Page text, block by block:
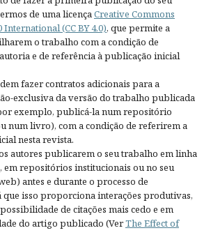
de uma licençaCreative Commons
(CC BY 4.0), que permite a
o trabalho com a condição de
e de referência à publicação inicial
fazer contratos adicionais para a
exclusiva da versão do trabalho publicada
exemplo, publicá-la num repositório
num livro), com a condição de referirem a
nesta revista.
autores publicarem o seu trabalho em linha
repositórios institucionais ou no seu
antes e durante o processo de
isso proporciona interações produtivas,
de citações mais cedo e em
do artigo publicado (VerThe Effect of